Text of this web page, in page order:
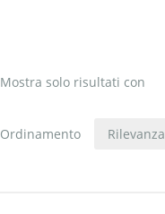
Mostra solo risultati con
Ordinamento Rilevanza